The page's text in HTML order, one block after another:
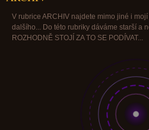
V rubrice ARCHIV najdete mimo jiné i
dalšího... Do této rubriky dáváme starší a
ROZHODNĚ STOJÍ ZA TO SE PODÍVAT...